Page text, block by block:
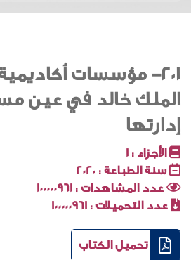
201- مؤسسات
الملك خالد في عين
إدارتها
الأجزاء : 1
سنة الطباعة : 2020
عدد المشاهدات : 100000961
عدد التحميلات : 100000961
تحميل الكتاب